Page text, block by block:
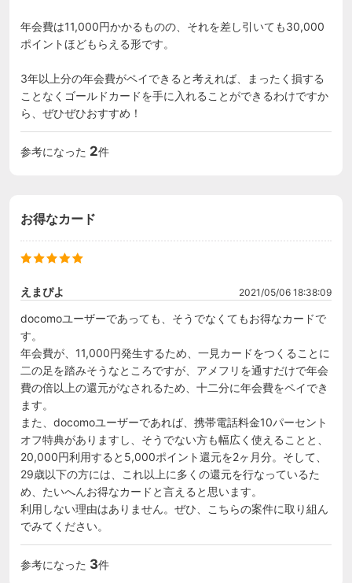
年会費は11,000円かかるものの、それを差し引いても30,000
ポイントほどもらえる形です。
3年以上分の年会費がペイできると考えれば、まったく損する
ことなくゴールドカードを手に入れることができるわけですか
ら、ぜひぜひおすすめ！
参考になった 2件
お得なカード
えまぴよ 2021/05/06 18:38:09
docomoユーザーであっても、そうでなくてもお得なカードで
す。
年会費が、11,000円発生するため、一見カードをつくることに
二の足を踏みそうなところですが、アメフリを通すだけで年会
費の倍以上の還元がなされるため、十二分に年会費をペイでき
ます。
また、docomoユーザーであれば、携帯電話料金10パーセント
オフ特典がありますし、そうでない方も幅広く使えることと、
20,000円利用すると5,000ポイント還元を2ヶ月分。そして、
29歳以下の方には、これ以上に多くの還元を行なっているた
め、たいへんお得なカードと言えると思います。
利用しない理由はありません。ぜひ、こちらの案件に取り組ん
でみてください。
参考になった 3件